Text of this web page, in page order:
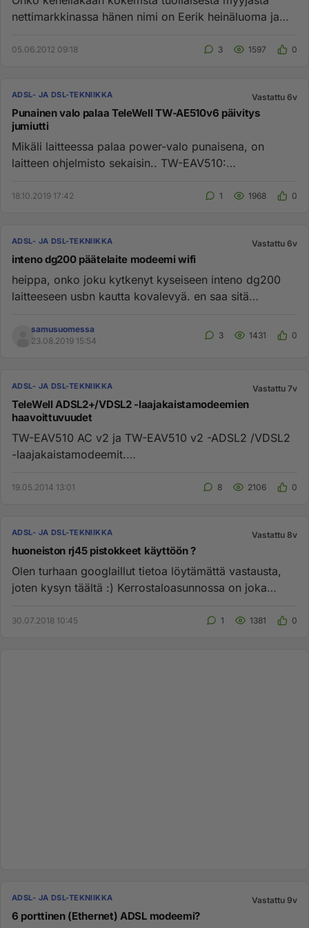
nettimarkkinassa hänen nimi on Eerik heinäluoma ja
05.06.2012 09:18 3 1597 0
ADSL- JA DSL-TEKNIIKKA Vastattu 6v
Punainen valo palaa TeleWell TW-AE510v6 päivitys
jumiutti
Mikäli laitteessa palaa power-valo punaisena, on
laitteen ohjelmisto sekaisin.. TW-EAV510:
18.10.2019 17:42 1 1968 0
ADSL- JA DSL-TEKNIIKKA Vastattu 6v
inteno dg200 päätelaite modeemi wifi
heippa, onko joku kytkenyt kyseiseen inteno dg200
laitteeseen usbn kautta kovalevyä. en saa sitä
samusuomessa
23.08.2019 15:54
3 1431 0
ADSL- JA DSL-TEKNIIKKA Vastattu 7v
TeleWell ADSL2+/VDSL2 -laajakaistamodeemien
haavoittuvuudet
TW-EAV510 AC v2 ja TW-EAV510 v2 -ADSL2 /VDSL2
-laajakaistamodeemit.
19.05.2014 13:01 8 2106 0
ADSL- JA DSL-TEKNIIKKA Vastattu 8v
huoneiston rj45 pistokkeet käyttöön ?
Olen turhaan googlaillut tietoa löytämättä vastausta,
joten kysyn täältä :) Kerrostaloasunnossa on joka
30.07.2018 10:45 1 1381 0
ADSL- JA DSL-TEKNIIKKA Vastattu 9v
6 porttinen (Ethernet) ADSL modeemi?